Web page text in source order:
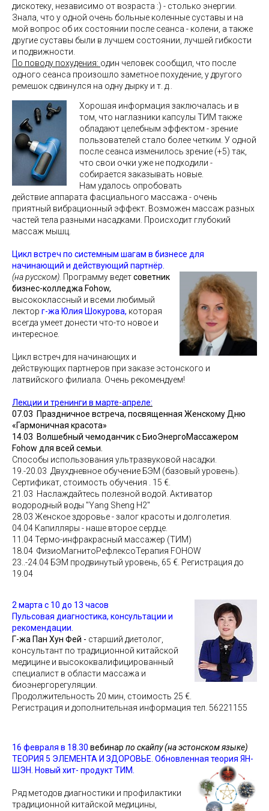
дискотеку, независимо от возраста :) - столько энергии.
Знала, что у одной очень больные коленные суставы и на
мой вопрос об их состоянии после сеанса - колени, а также
другие суставы были в лучшем состоянии, лучшей гибкости
и подвижности.
По поводу похудения: один человек сообщил, что после
одного сеанса произошло заметное похудение, у другого
ремешок сдвинулся на одну дырку и т. д..
Хорошая информация заключалась и в
том, что наглазники капсулы TИM также
обладают целебным эффектом - зрение
пользователей стало более четким. У одной
после сеанса изменилось зрение (+5) так,
что свои очки уже не подходили -
собирается заказывать новые.
Нам удалось опробовать
действие аппарата фасциального массажа - очень
приятный вибрационный эффект. Возможен массаж разных
частей тела разными насадками. Происходит глубокий
массаж мышц.
Цикл встреч по системным шагам в бизнесе для
начинающий и действующий партнёр.
(на русском). Программу ведетсоветник
бизнес-колледжа Fohow,
высококлассный и всеми любимый
лектор г-жа Юлия Шокурова, которая
всегда умеет донести что-то новое и
интересное.
Цикл встреч для начинающих и
действующих партнеров при заказе эстонского и
латвийского филиала. Очень рекомендуем!
Лекции и тренинги в марте-апреле:
07.03 Праздничное встреча, посвященная Женскому Дню
«Гармоничная красота»
14.03 Волшебный чемоданчик с БиоЭнергоМассажером
Fohow для всей семьи.
Способы использования ультразвуковой насадки.
19.-20.03 Двухдневное обучение БЭМ (базовый уровень).
Сертификат, стоимость обучения . 15 €.
21.03 Наслаждайтесь полезной водой. Активатор
водородный воды "Yang Sheng H2"
28.03 Женское здоровье - залог красоты и долголетия.
04.04 Капилляры - наше второе сердце.
11.04 Термо-инфракрасный массажер (ТИМ)
18.04 ФизиоМагнитоРефлексоТерапия FOHOW
23..-24.04 БЭМ продвинутый уровень, 65 €. Регистрация до
19.04
2 марта с 10 до 13 часов
Пульсовая диагностика, консультации и
рекомендации.
Г-жа Пан Хун Фей - старший диетолог,
консультант по традиционной китайской
медицине и высококвалифицированный
специалист в области массажа и
биоэнергорегуляции.
Продолжительность 20 мин, стоимость 25 €.
Регистрация и дополнительная информация тел. 56221155
16 февраля в 18.30 вебинар по скайпу (на эстонском языке)
ТЕОРИЯ 5 ЭЛЕМЕНТА И ЗДОРОВЬЕ. Обновленная теория ЯН-
ШЭН. Новый хит- продукт ТИМ.
Ряд методов диагностики и профилактики
традиционной китайской медицины,